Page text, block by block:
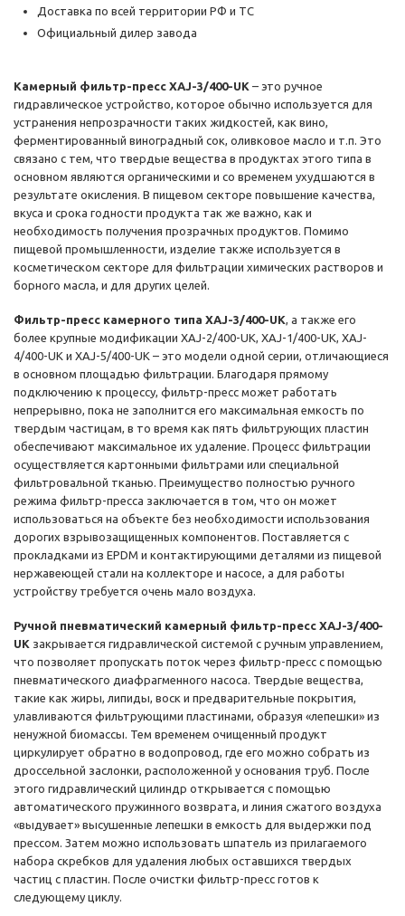
Доставка по всей территории РФ и ТС
Официальный дилер завода
Камерный фильтр-пресс XAJ-3/400-UK – это ручное
гидравлическое устройство, которое обычно используется для
устранения непрозрачности таких жидкостей, как вино,
ферментированный виноградный сок, оливковое масло и т.п. Это
связано с тем, что твердые вещества в продуктах этого типа в
основном являются органическими и со временем ухудшаются в
результате окисления. В пищевом секторе повышение качества,
вкуса и срока годности продукта так же важно, как и
необходимость получения прозрачных продуктов. Помимо
пищевой промышленности, изделие также используется в
косметическом секторе для фильтрации химических растворов и
борного масла, и для других целей.
Фильтр-пресс камерного типа XAJ-3/400-UK, а также его
более крупные модификации XAJ-2/400-UK, XAJ-1/400-UK, XAJ-
4/400-UK и XAJ-5/400-UK – это модели одной серии, отличающиеся
в основном площадью фильтрации. Благодаря прямому
подключению к процессу, фильтр-пресс может работать
непрерывно, пока не заполнится его максимальная емкость по
твердым частицам, в то время как пять фильтрующих пластин
обеспечивают максимальное их удаление. Процесс фильтрации
осуществляется картонными фильтрами или специальной
фильтровальной тканью. Преимущество полностью ручного
режима фильтр-пресса заключается в том, что он может
использоваться на объекте без необходимости использования
дорогих взрывозащищенных компонентов. Поставляется с
прокладками из EPDM и контактирующими деталями из пищевой
нержавеющей стали на коллекторе и насосе, а для работы
устройству требуется очень мало воздуха.
Ручной пневматический камерный фильтр-пресс XAJ-3/400-
UK закрывается гидравлической системой с ручным управлением,
что позволяет пропускать поток через фильтр-пресс с помощью
пневматического диафрагменного насоса. Твердые вещества,
такие как жиры, липиды, воск и предварительные покрытия,
улавливаются фильтрующими пластинами, образуя «лепешки» из
ненужной биомассы. Тем временем очищенный продукт
циркулирует обратно в водопровод, где его можно собрать из
дроссельной заслонки, расположенной у основания труб. После
этого гидравлический цилиндр открывается с помощью
автоматического пружинного возврата, и линия сжатого воздуха
«выдувает» высушенные лепешки в емкость для выдержки под
прессом. Затем можно использовать шпатель из прилагаемого
набора скребков для удаления любых оставшихся твердых
частиц с пластин. После очистки фильтр-пресс готов к
следующему циклу.